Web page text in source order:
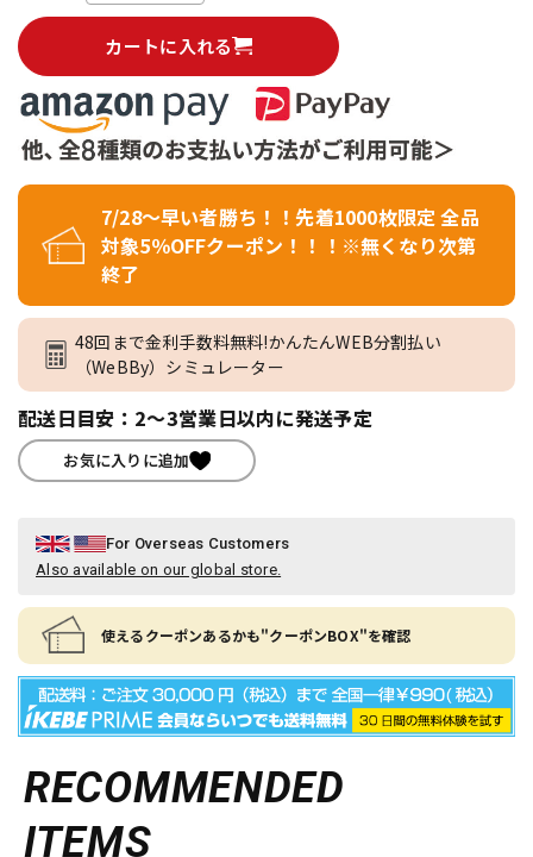
カートに入れる
7/28～早い者勝ち！！先着1000枚限定 全品
対象5％OFFクーポン！！！※無くなり次第
終了
48回まで金利手数料無料!かんたんWEB分割払い
（WeBBy）シミュレーター
配送日目安：2～3営業日以内に発送予定
お気に入りに追加
For Overseas Customers
Also available on our global store.
使えるクーポンあるかも"クーポンBOX"を確認
RECOMMENDED
ITEMS